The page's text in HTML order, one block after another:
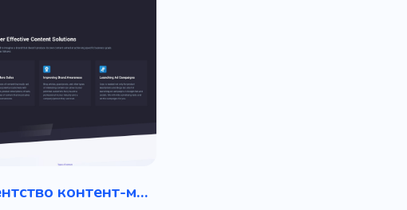
Агентство контент-маркетинга